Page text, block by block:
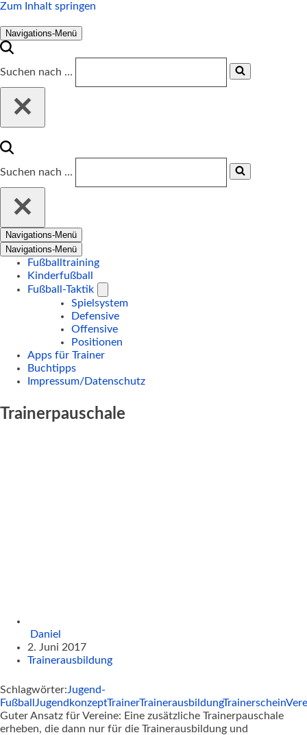
Zum Inhalt springen
Navigations-Menü
Suchen nach …
Suchen nach …
Navigations-Menü
Navigations-Menü
Fußballtraining
Kinderfußball
Fußball-Taktik
Spielsystem
Defensive
Offensive
Positionen
Apps für Trainer
Buchtipps
Impressum/Datenschutz
Trainerpauschale
Daniel
2. Juni 2017
Trainerausbildung
Schlagwörter:Jugend-
Fußball
JugendkonzeptTrainerTrainerausbildungTrainerschein
Guter Ansatz für Vereine: Eine zusätzliche Trainerpauschale
erheben, die dann nur für die Trainerausbildung und